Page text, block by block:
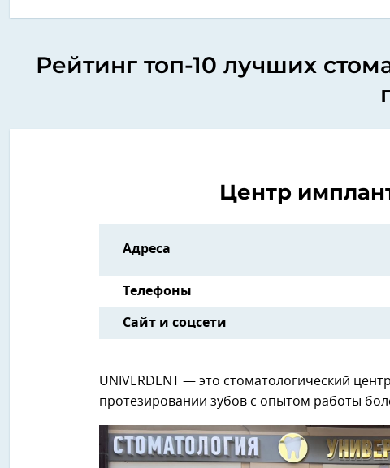
Рейтинг топ-10 лучших
Центр
Адреса
Телефоны
Сайт и соцсети
UNIVERDENT — это стоматологический
протезировании зубов с опытом работы